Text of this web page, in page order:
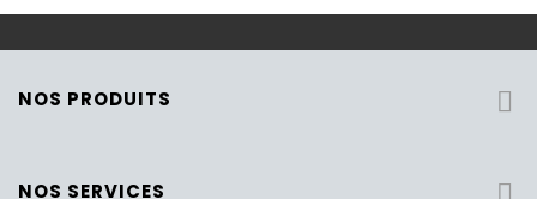
NOS PRODUITS 
NOS SERVICES